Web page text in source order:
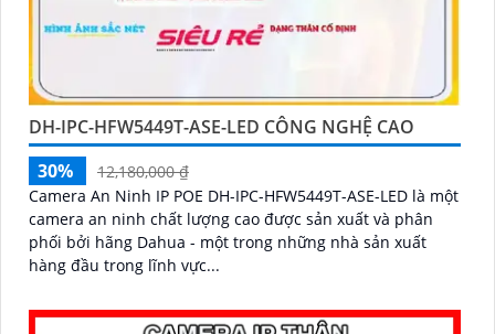
DH-IPC-HFW5449T-ASE-LED CÔNG NGHỆ CAO
30%
12,180,000 ₫
Camera An Ninh IP POE DH-IPC-HFW5449T-ASE-LED là một
camera an ninh chất lượng cao được sản xuất và phân
phối bởi hãng Dahua - một trong những nhà sản xuất
hàng đầu trong lĩnh vực...